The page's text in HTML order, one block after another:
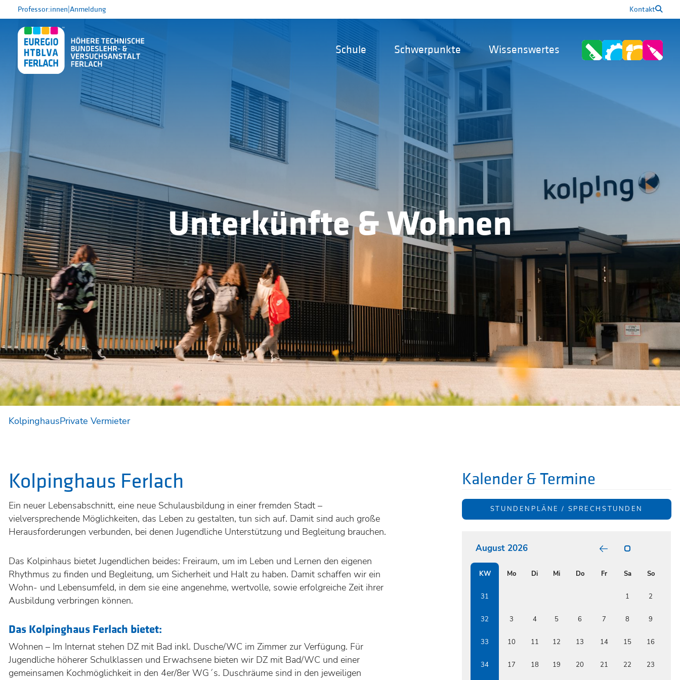
Professor:innen Anmeldung Kontakt
Schule Schwerpunkte Wissenswertes
Unterkünfte & Wohnen
KolpinghausPrivate Vermieter
Kolpinghaus Ferlach
Ein neuer Lebensabschnitt, eine neue Schulausbildung in einer fremden Stadt –
vielversprechende Möglichkeiten, das Leben zu gestalten, tun sich auf. Damit sind auch große
Herausforderungen verbunden, bei denen Jugendliche Unterstützung und Begleitung brauchen.
Das Kolpinhaus bietet Jugendlichen beides: Freiraum, um im Leben und Lernen den eigenen
Rhythmus zu finden und Begleitung, um Sicherheit und Halt zu haben. Damit schaffen wir ein
Wohn- und Lebensumfeld, in dem sie eine angenehme, wertvolle, sowie erfolgreiche Zeit ihrer
Ausbildung verbringen können.
Das Kolpinghaus Ferlach bietet:
Wohnen – Im Internat stehen DZ mit Bad inkl. Dusche/WC im Zimmer zur Verfügung. Für
Jugendliche höherer Schulklassen und Erwachsene bieten wir DZ mit Bad/WC und einer
gemeinsamen Kochmöglichkeit in den 4er/8er WG´s. Duschräume sind in den jeweiligen
Kalender & Termine
STUNDENPLÄNE / SPRECHSTUNDEN
August 2026
KW Mo Di Mi Do Fr Sa So
31 1 2
32 3 4 5 6 7 8 9
33 10 11 12 13 14 15 16
34 17 18 19 20 21 22 23
KOOPERATION
ZWISCHEN
HTL
FERLACH
UND
KINDERGARTEN
FORMS
ISSF
AND